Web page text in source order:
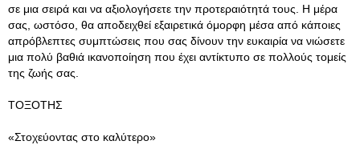
σε μια σειρά και να αξιολογήσετε την προτεραιότητά τους. Η μέρα
σας, ωστόσο, θα αποδειχθεί εξαιρετικά όμορφη μέσα από κάποιες
απρόβλεπτες συμπτώσεις που σας δίνουν την ευκαιρία να νιώσετε
μια πολύ βαθιά ικανοποίηση που έχει αντίκτυπο σε πολλούς τομείς
της ζωής σας.
ΤΟΞΟΤΗΣ
«Στοχεύοντας στο καλύτερο»